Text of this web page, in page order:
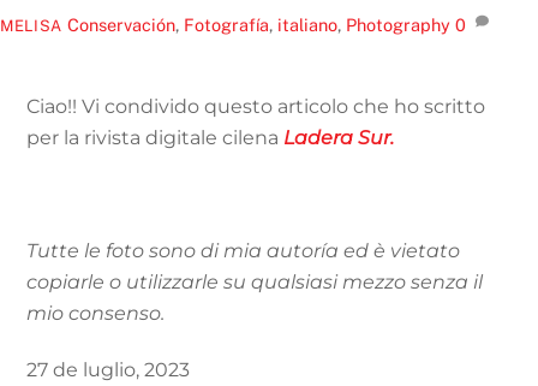
MELISA Conservación, Fotografía, italiano, Photography 0
Ciao!! Vi condivido questo articolo che ho scritto
per la rivista digitale cilena Ladera Sur.
Tutte le foto sono di mia autoría ed è vietato
copiarle o utilizzarle su qualsiasi mezzo senza il
mio consenso.
27 de luglio, 2023